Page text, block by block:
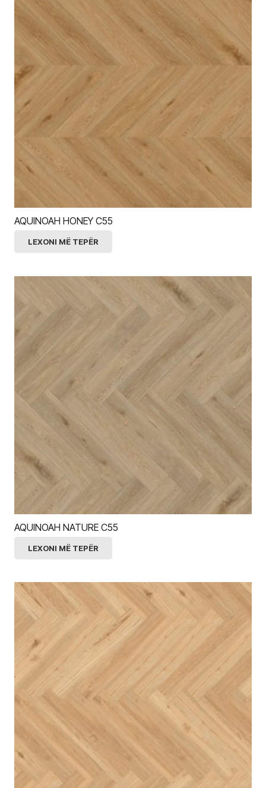
AQUINOAH HONEY C55
LEXONI MË TEPËR
AQUINOAH NATURE C55
LEXONI MË TEPËR